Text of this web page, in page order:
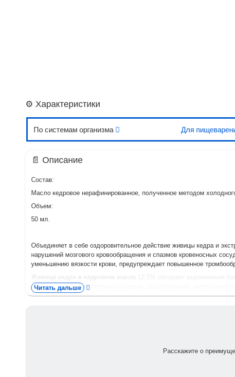
⚙️ Характеристики
По системам организма Для
📄 Описание
Состав:
Масло кедровое нерафинированное, полученное методом
Объем:
50 мл.
Объединяет в себе оздоровительное действие живицы кедра и
нарушений мозгового кровообращения и спазмов кровеносных
уменьшению вязкости крови, предупреждает повышенное
Живица кедра в кедровом масле
12,5% обладает выраженным
антимутагенным, противоопухолевым, адаптогенным,
• оказывает благоприятное воздействие на функциональное
• активизирует регенерацию здоровых клеток, стабилизирует и
• улучшает реологические свойства и липидный спектр крови,
• способствует улучшению состояния центральной нервной
Читать дальше
Расскажите о